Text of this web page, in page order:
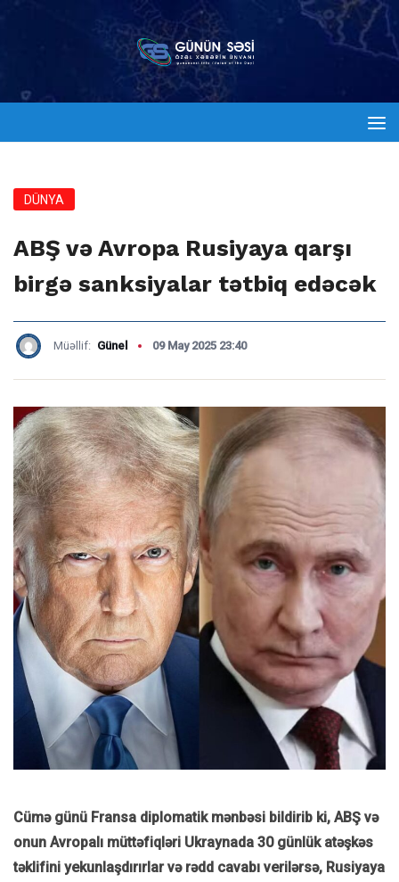
DÜNYA
ABŞ və Avropa Rusiyaya qarşı
birgə sanksiyalar tətbiq edəcək
Müəllif: Günel 09 May 2025 23:40
Cümə günü Fransa diplomatik mənbəsi bildirib ki, ABŞ və
onun Avropalı müttəfiqləri Ukraynada 30 günlük atəşkəs
təklifini yekunlaşdırırlar və rədd cavabı verilərsə, Rusiyaya